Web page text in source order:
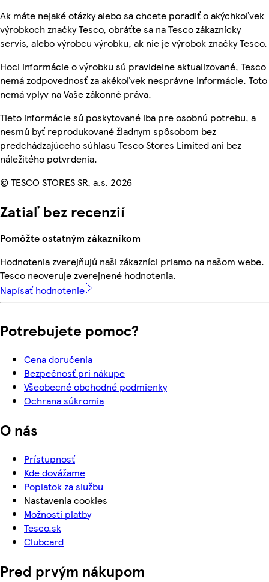
Ak máte nejaké otázky alebo sa chcete poradiť o akýchkoľvek
výrobkoch značky Tesco, obráťte sa na Tesco zákaznícky
servis, alebo výrobcu výrobku, ak nie je výrobok značky Tesco.
Hoci informácie o výrobku sú pravidelne aktualizované, Tesco
nemá zodpovednosť za akékoľvek nesprávne informácie. Toto
nemá vplyv na Vaše zákonné práva.
Tieto informácie sú poskytované iba pre osobnú potrebu, a
nesmú byť reprodukované žiadnym spôsobom bez
predchádzajúceho súhlasu Tesco Stores Limited ani bez
náležitého potvrdenia.
© TESCO STORES SR, a.s. 2026
Zatiaľ bez recenzií
Pomôžte ostatným zákazníkom
Hodnotenia zverejňujú naši zákazníci priamo na našom webe.
Tesco neoveruje zverejnené hodnotenia.
Napísať hodnotenie
Potrebujete pomoc?
Cena doručenia
Bezpečnosť pri nákupe
Všeobecné obchodné podmienky
Ochrana súkromia
O nás
Prístupnosť
Kde dovážame
Poplatok za službu
Nastavenia cookies
Možnosti platby
Tesco.sk
Clubcard
Pred prvým nákupom